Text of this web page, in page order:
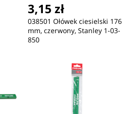
3,15 zł
038501 Ołówek ciesielski 176
mm, czerwony, Stanley 1-03-
850